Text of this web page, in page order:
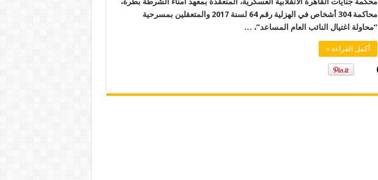
محاكمة 304 أشخاص في الهزلية رقم 64 لسنة 2017 والمتعقلين بمسرحية
“محاولة اغتيال النائب العام المساعد”، …
أكمل القراءة »